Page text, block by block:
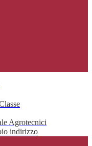
Agrotecnici
indirizzo